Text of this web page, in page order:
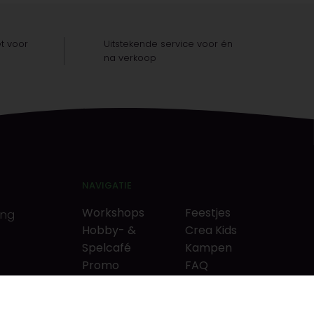
voor
Uitstekende service voor én
na verkoop
NAVIGATIE
Workshops
Hobby- &
Spelcafé
Promo
Feestjes
Crea Kids
Kampen
FAQ